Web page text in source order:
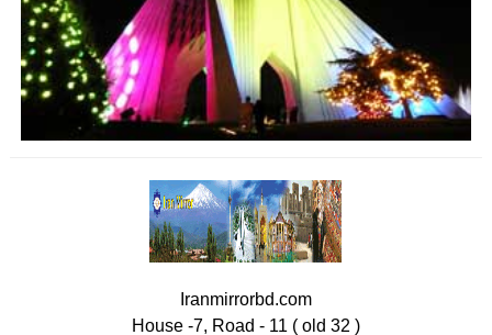
Iranmirrorbd.com
House -7, Road - 11 ( old 32 )